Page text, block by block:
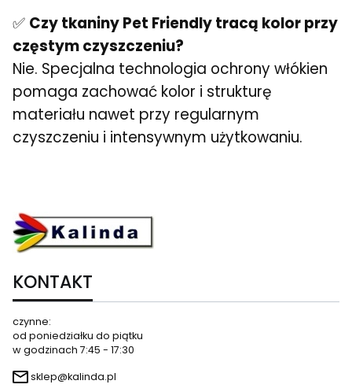
✅ Czy tkaniny Pet Friendly tracą kolor przy
częstym czyszczeniu?
Nie. Specjalna technologia ochrony włókien
pomaga zachować kolor i strukturę
materiału nawet przy regularnym
czyszczeniu i intensywnym użytkowaniu.
KONTAKT
czynne:
od poniedziałku do piątku
w godzinach 7:45 - 17:30
sklep@kalinda.pl